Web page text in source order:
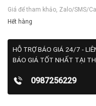
Giá để tham khảo, Zalo/SMS/
Hết hàng
HỖ TRỢ BÁO GIÁ 24/7 -
BÁO GIÁ TỐT NHẤT TẠI
0987256229